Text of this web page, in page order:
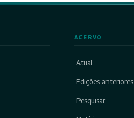
ACERVO
Atual
Edições anteriores
Pesquisar